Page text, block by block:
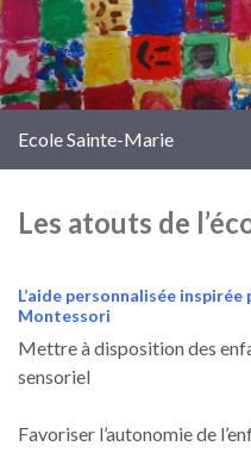
Ecole Sainte-Marie
Les atouts de
L’aide personnalisée
Montessori
Mettre à disposition des
sensoriel
Favoriser l’autonomie de